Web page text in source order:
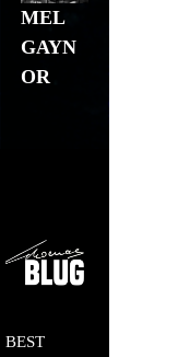
MEL
GAYN
OR
BEST